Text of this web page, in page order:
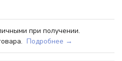
при получении.
Подробнее →